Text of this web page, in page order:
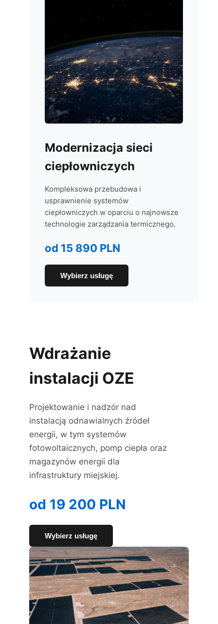
Modernizacja sieci
ciepłowniczych
Kompleksowa przebudowa i
usprawnienie systemów
ciepłowniczych w oparciu o najnowsze
technologie zarządzania termicznego.
od 15 890 PLN
Wybierz usługę
Wdrażanie
instalacji OZE
Projektowanie i nadzór nad
instalacją odnawialnych źródeł
energii, w tym systemów
fotowoltaicznych, pomp ciepła oraz
magazynów energii dla
infrastruktury miejskiej.
od 19 200 PLN
Wybierz usługę